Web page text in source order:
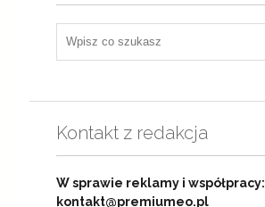
Kontakt z redakcja
W sprawie reklamy i współpracy:
kontakt@premiumeo.pl